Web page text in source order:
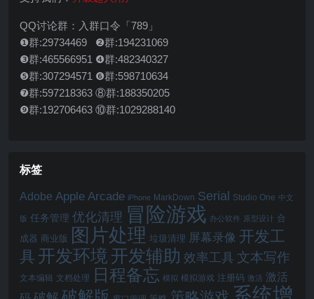
QQ讨论群：入群口令「789」
❶群:29734469 ❷群:194231069
❸群:465566951 ❹群:482340327
❺群:307294571 ❻群:598710634
❼群:597218363 ⑧群:188350205
❾群:192706463 ⑩群:1029288140
标签
Adobe Apple Arcade iPhone MarkDown Serial Studio One 中文
版 任务管理 优化清理 冒险游戏 办公软件 原型设计 合
成器 商业版 图片处理 垃圾清理 屏幕录像 开发工
具 开发环境 开发辅助 效率工具 文本写作
文本编辑 文档处理 日程备忘 模拟 模拟游戏 注册码 激活 激活
系统增